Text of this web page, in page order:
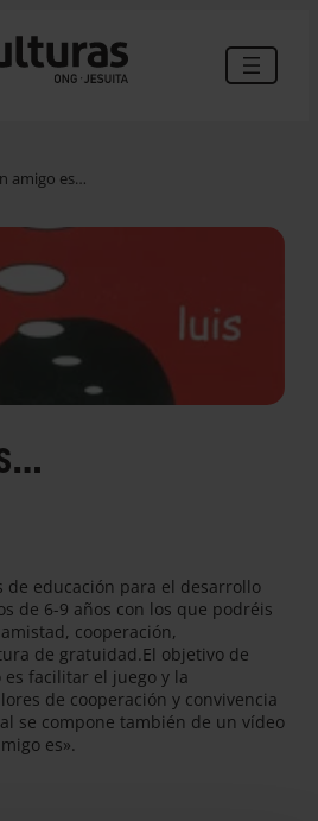
amigo es…
de educación para el desarrollo
de 6-9 años con los que podréis
cooperación,
de gratuidad.El objetivo de
facilitar el juego y la
de cooperación y convivencia
se compone también de un vídeo
es».